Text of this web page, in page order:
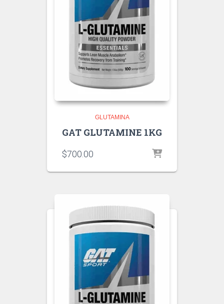
GLUTAMINA
GAT GLUTAMINE 1KG
$700.00